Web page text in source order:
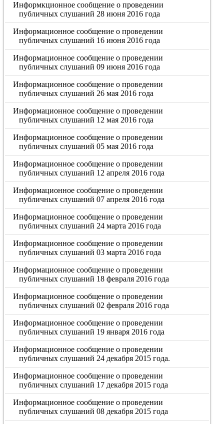
Информкционное сообщение о проведении
публичных слушаний 28 июня 2016 года
Информационное сообщение о проведении
публичных слушаний 16 июня 2016 года
Информационное сообщение о проведении
публичных слушаний 09 июня 2016 года
Информационное сообщение о проведении
публичных слушаний 26 мая 2016 года
Информационное сообщение о проведении
публичных слушаний 12 мая 2016 года
Информационное сообщение о проведении
публичных слушаний 05 мая 2016 года
Информационное сообщение о проведении
публичных слушаний 12 апреля 2016 года
Информационное сообщение о проведении
публичных слушаний 07 апреля 2016 года
Информационное сообщение о проведении
публичных слушаний 24 марта 2016 года
Информационное сообщение о проведении
публичных слушаний 03 марта 2016 года
Информационное сообщение о проведении
публичных слушаний 18 февраля 2016 года
Информационное сообщение о проведении
публичных слушаний 02 февраля 2016 года
Информационное сообщение о проведении
публичных слушаний 19 января 2016 года
Информационное сообщение о проведении
публичных слушаний 24 декабря 2015 года.
Информационное сообщение о проведении
публичных слушаний 17 декабря 2015 года
Информационное сообщение о проведении
публичных слушаний 08 декабря 2015 года